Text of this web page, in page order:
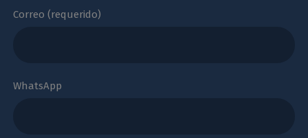
Correo (requerido)
WhatsApp